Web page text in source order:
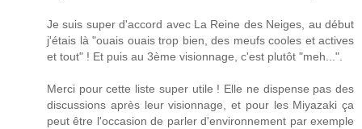
Je suis super d'accord avec La Reine des Neiges, au début
j'étais là "ouais ouais trop bien, des meufs cooles et actives
et tout" ! Et puis au 3ème visionnage, c'est plutôt "meh...".
Merci pour cette liste super utile ! Elle ne dispense pas des
discussions après leur visionnage, et pour les Miyazaki ça
peut être l'occasion de parler d'environnement par exemple